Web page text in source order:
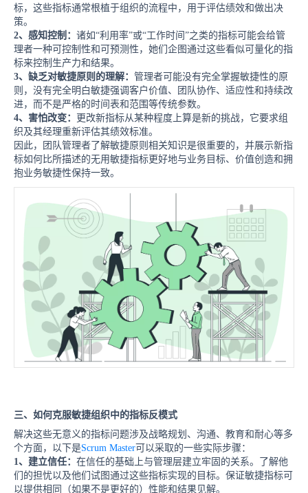
标， 这些指标通常根植于组织的流程中，用于评估绩效和做出决
策。
2、 感知控制： 诸如“利用率”或“工作时间”之类的指标可能会给管
理者一种可 控制 性和可预测性 ， 她们企图通过这些看似可量化的指
标来控制生产力和结果。
3、 缺乏对敏捷原则的理解： 管理者可能没有完全掌握敏捷性的原
则 ， 没有完全明白敏捷强调客户价值、团队协作、适应性和持续改
进，而不是严格的时间表和范围等传统参数。
4、 害怕改变： 更改新指标从某种程度上算是新的挑战，它要求组
织及其经理重新评估其绩效标准。
因此，团队管理者了解敏捷原则相关知识是很重要的，并展示新指
标如何比所描述的无用敏捷指标更好地与业务目标、价值创造和拥
抱业务敏捷性保持一致。
三、 如何克服敏捷组织中的指标反模式
解决这些无意义的指标问题涉及战略规划、沟通、教育和耐心等多
个方面， 以下是Scrum Master可以采取的一些实际步骤：
1、 建立信任： 在信任的基础上与管理层建立牢固的关系。了解他
们的担忧以及他们试图通过这些指标实现的目标。保证敏捷指标可
以提供相同（如果不是更好的）性能和结果见解。